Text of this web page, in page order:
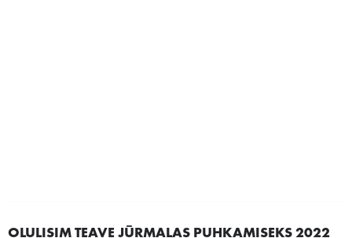
OLULISIM TEAVE JŪRMALAS PUHKAMISEKS 2022